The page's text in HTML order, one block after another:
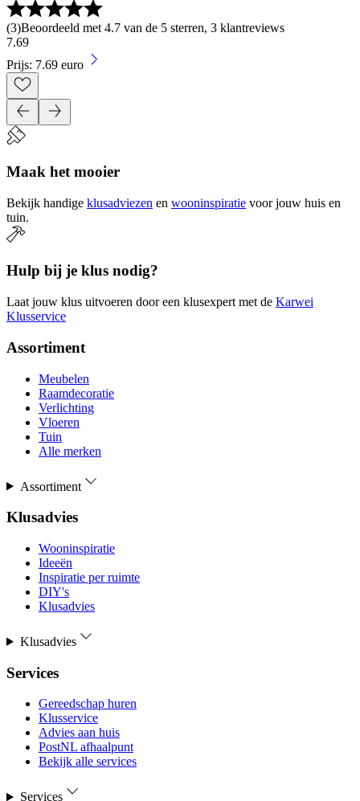
(3)Beoordeeld met 4.7 van de 5 sterren, 3 klantreviews
7.69
Prijs: 7.69 euro
Maak het mooier
Bekijk handige klusadviezen en wooninspiratie voor jouw huis en
tuin.
Hulp bij je klus nodig?
Laat jouw klus uitvoeren door een klusexpert met de Karwei
Klusservice
Assortiment
Meubelen
Raamdecoratie
Verlichting
Vloeren
Tuin
Alle merken
Assortiment
Klusadvies
Wooninspiratie
Ideeën
Inspiratie per ruimte
DIY's
Klusadvies
Klusadvies
Services
Gereedschap huren
Klusservice
Advies aan huis
PostNL afhaalpunt
Bekijk alle services
Services